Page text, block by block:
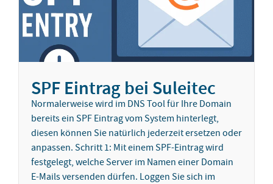
SPF Eintrag bei Suleitec
Normalerweise wird im DNS Tool für Ihre Domain
bereits ein SPF Eintrag vom System hinterlegt,
diesen können Sie natürlich jederzeit ersetzen oder
anpassen. Schritt 1: Mit einem SPF-Eintrag wird
festgelegt, welche Server im Namen einer Domain
E-Mails versenden dürfen. Loggen Sie sich im